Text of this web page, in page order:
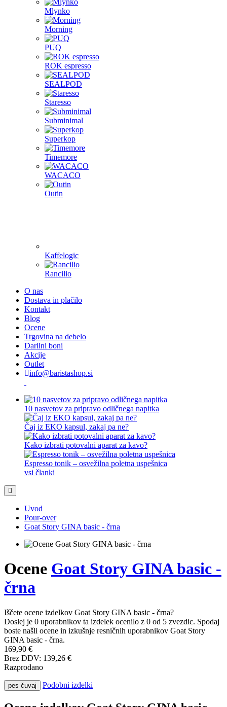
Mlynko
Morning
PUQ
ROK espresso
SEALPOD
Staresso
Subminimal
Superkop
Timemore
WACACO
Outin
Kaffelogic
Rancilio
O nas
Dostava in plačilo
Kontakt
Blog
Ocene
Trgovina na debelo
Darilni boni
Akcije
Outlet
info@baristashop.si
10 nasvetov za pripravo odličnega napitka
Čaj iz EKO kapsul, zakaj pa ne?
Kako izbrati potovalni aparat za kavo?
Espresso tonik – osvežilna poletna uspešnica
vsi članki
Uvod
Pour-over
Goat Story GINA basic - črna
Ocene Goat Story GINA basic -
črna
Iščete ocene izdelkov Goat Story GINA basic - črna?
Doslej je 0 uporabnikov ta izdelek ocenilo z 0 od 5 zvezdic. Spodaj
boste našli ocene in izkušnje resničnih uporabnikov Goat Story
GINA basic - črna.
169,90 €
Brez DDV: 139,26 €
Razprodano
pes čuvaj Podobni izdelki